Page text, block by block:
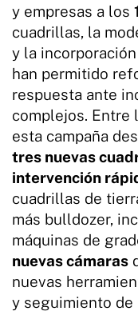
y empresas a los
cuadrillas, la
y la
han permitido
respuesta ante
complejos. Entre
esta campaña
tres nuevas
intervención
cuadrillas de
más bulldozer,
máquinas de
nuevas cámaras
nuevas
y seguimiento